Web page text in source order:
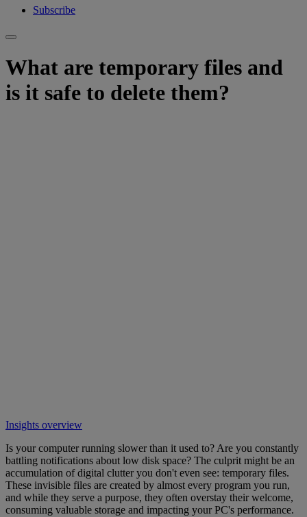
Subscribe
What are temporary files and
is it safe to delete them?
Insights overview
Is your computer running slower than it used to? Are you constantly
battling notifications about low disk space? The culprit might be an
accumulation of digital clutter you don't even see: temporary files.
These invisible files are created by almost every program you run,
and while they serve a purpose, they often overstay their welcome,
consuming valuable storage and impacting your PC's performance.